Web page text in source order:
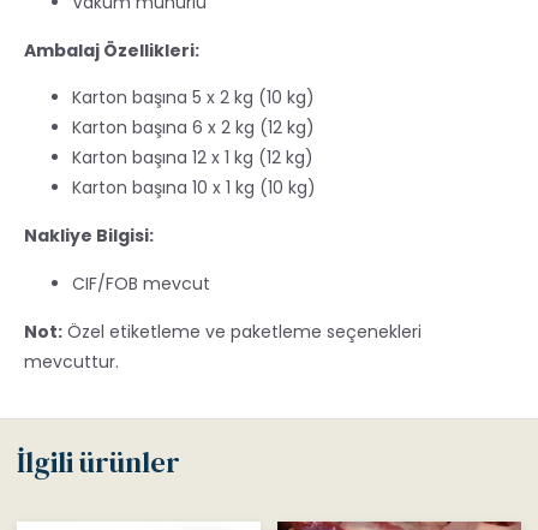
Ambalaj Özellikleri:
Karton başına 5 x 2 kg (10 kg)
Karton başına 6 x 2 kg (12 kg)
Karton başına 12 x 1 kg (12 kg)
Karton başına 10 x 1 kg (10 kg)
Nakliye Bilgisi:
CIF/FOB mevcut
Not: Özel etiketleme ve paketleme seçenekleri
mevcuttur.
İlgili ürünler